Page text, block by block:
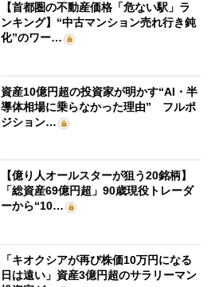
【首都圏の不動産価格「危ない駅」ラ
ンキング】“中古マンション売れ行き鈍
化”のワー…
資産10億円超の投資家が明かす“AI・半
導体相場に乗らなかった理由” フルポ
ジション…
【億り人オールスターが狙う20銘柄】
「総資産69億円超」90歳現役トレーダ
ーから“10…
「キオクシアが再び株価10万円になる
日は遠い」資産3億円超のサラリーマン